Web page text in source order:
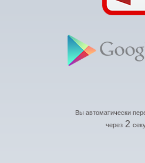
Вы автоматически
через 2